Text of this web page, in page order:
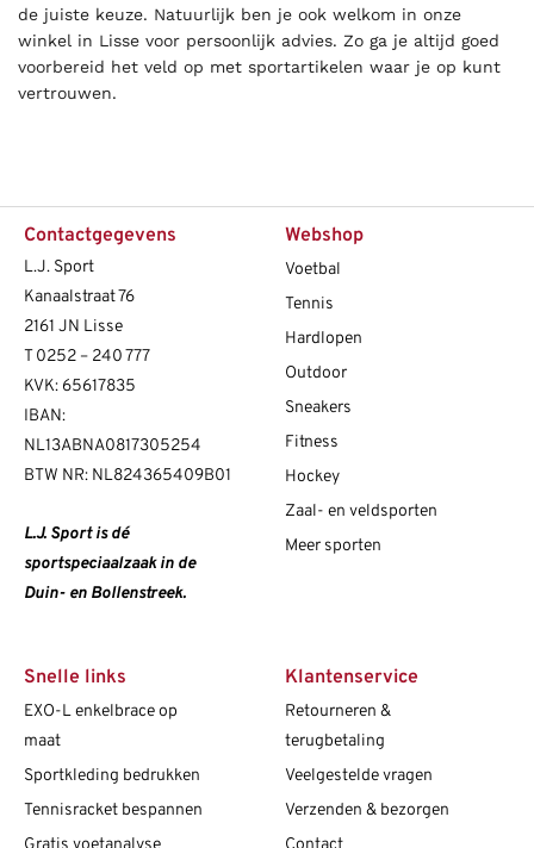
de juiste keuze. Natuurlijk ben je ook welkom in onze
winkel in Lisse voor persoonlijk advies. Zo ga je altijd goed
voorbereid het veld op met sportartikelen waar je op kunt
vertrouwen.
Contactgegevens
L.J. Sport
Kanaalstraat 76
2161 JN Lisse
T0252 – 240 777
KVK: 65617835
IBAN:
NL13ABNA0817305254
BTW NR: NL824365409B01
L.J. Sport is dé
sportspeciaalzaak in de
Duin- en Bollenstreek.
Webshop
Voetbal
Tennis
Hardlopen
Outdoor
Sneakers
Fitness
Hockey
Zaal- en veldsporten
Meer sporten
Snelle links
EXO-L enkelbrace op
maat
Sportkleding bedrukken
Tennisracket bespannen
Klantenservice
Retourneren &
terugbetaling
Veelgestelde vragen
Verzenden & bezorgen